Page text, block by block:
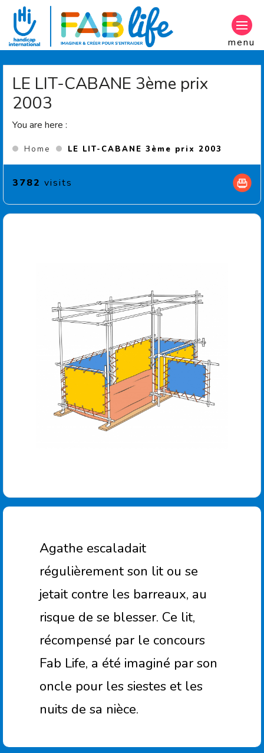
Aller au contenu principal
menu
LE LIT-CABANE 3ème prix
2003
You are here :
Home LE LIT-CABANE 3ème prix 2003
3782 visits
Agathe escaladait
régulièrement son lit ou se
jetait contre les barreaux, au
risque de se blesser. Ce lit,
récompensé par le concours
Fab Life, a été imaginé par son
oncle pour les siestes et les
nuits de sa nièce.